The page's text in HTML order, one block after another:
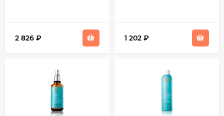
2 826 ₽ 1 202 ₽